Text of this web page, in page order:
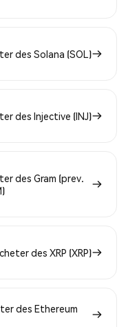
des Solana (SOL)
des Injective (INJ)
des Gram (prev.
des XRP (XRP)
des Ethereum